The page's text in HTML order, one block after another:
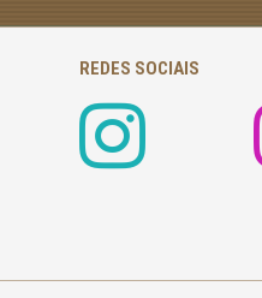
REDES SOCIAIS